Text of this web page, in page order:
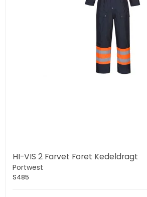
HI-VIS 2 Farvet Foret Kedeldragt
Portwest
S485